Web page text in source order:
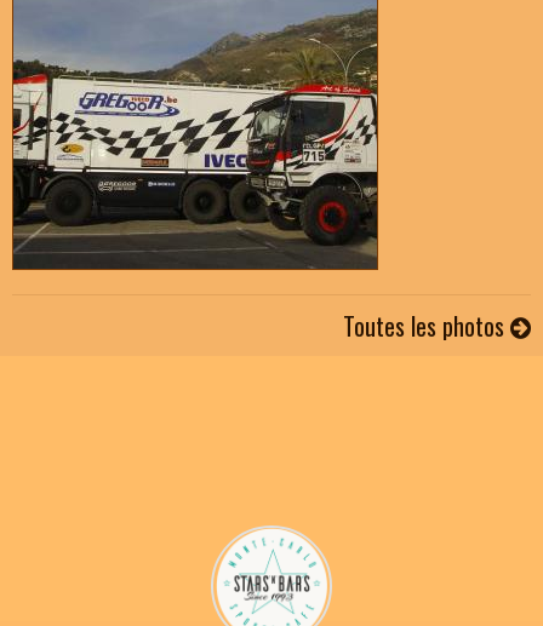
Toutes les photos